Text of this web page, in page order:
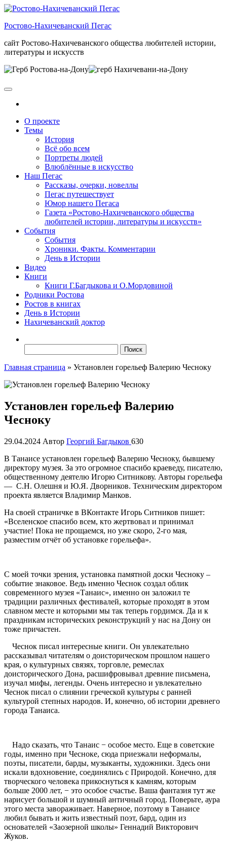
Skip
the
Ростово-Нахичеванский Пегас
сайт Ростово-Нахичеванского общества любителей истории,
литературы и искусств
О проекте
Темы
История
Всё обо всем
Портреты людей
Влюблённые в искусство
Наш Пегас
Рассказы, очерки, новеллы
Пегас путешествует
Юмор нашего Пегаса
Газета «Ростово-Нахичеванского общества
любителей истории, литературы и искусств»
События
События
Хроники. Факты. Комментарии
День в Истории
Видео
Книги
Книги Г.Багдыкова и О.Мордовиной
Родники Ростова
Ростов в книгах
День в Истории
Нахичеванский доктор
Главная страница » Установлен горельеф Валерию Чесноку
Установлен горельеф Валерию
Чесноку
29.04.2024 Автор Георгий Багдыков 630
В Танаисе установлен горельеф Валерию Чесноку, бывшему
директору музея. За это огромное спасибо краеведу, писателю,
общественному деятелю Игорю Ситникову. Авторы горельефа
— С.Н. Олешня и Ю.Я. Дворников. Техническим директором
проекта является Владимир Манков.
На своей страничке в ВКонтакте Игорь Ситников пишет:
«Вселенское спасибо всем, кто жертвовал и принимал
участие! Пока не прощаемся, но уже скоро, 2-го мая,
разместим отчёт об установке горельефа».
С моей точки зрения, установка памятной доски Чесноку –
событие знаковое. Ведь именно Чеснок создал облик
современного музея «Танаис», именно он заложил те
традиции различных фестивалей, которые проходят в этом
славном месте и которыми мы так теперь гордимся. Да и к
праздникам исторических реконструкций у нас на Дону он
тоже причастен.
Чеснок писал интересные книги. Он увлекательно
рассказывал читателям о доисторическом прошлом нашего
края, о культурных связях, торговле, ремеслах
доисторического Дона, расшифровывал древние письмена,
изучал мифы, легенды. Очень интересно и увлекательно
Чеснок писал о слиянии греческой культуры с ранней
культурой степных народов. И, конечно, об истории древнего
города Танаиса.
Надо сказать, что Танаис − особое место. Еще в советские
годы, именно при Чесноке, сюда приезжали неформалы,
поэты, писатели, барды, музыканты, художники. Здесь они
искали вдохновение, соединялись с Природой. Конечно, для
творческого человека прикоснуться к камням, которым
больше 2000 лет, − это особое счастье. Ваша фантазия тут же
нарисует большой и шумный античный город. Поверьте, аура
этого места завораживает. Наверное, поэтому в Танаисе
любил бывать и жить известный поэт, бард, один из
основателей «Заозерной школы» Геннадий Викторович
Жуков.